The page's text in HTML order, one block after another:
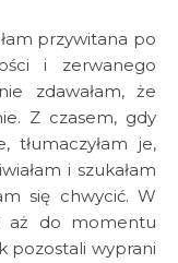
i zerwanego
zdawałam, że
Z czasem, gdy
tłumaczyłam je,
i szukałam
się chwycić. W
aż do momentu
pozostali wyprani